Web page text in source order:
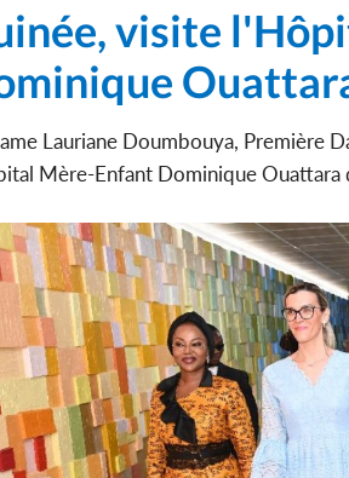
visite
Lauriane Doumbouya, Première
Mère-Enfant Dominique